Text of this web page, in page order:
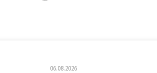
06.08.2026